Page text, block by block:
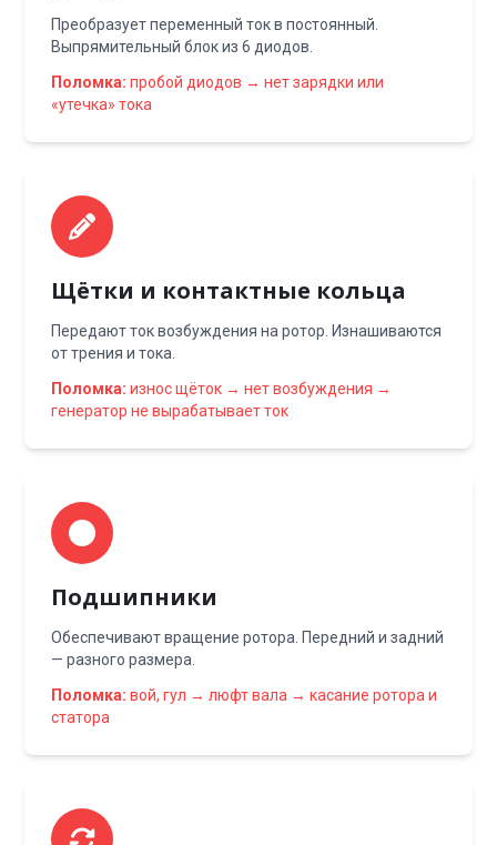
Преобразует переменный ток в постоянный.
Выпрямительный блок из 6 диодов.
Поломка: пробой диодов → нет зарядки или
«утечка» тока
Щётки и контактные кольца
Передают ток возбуждения на ротор. Изнашиваются
от трения и тока.
Поломка: износ щёток → нет возбуждения →
генератор не вырабатывает ток
Подшипники
Обеспечивают вращение ротора. Передний и задний
— разного размера.
Поломка: вой, гул → люфт вала → касание ротора и
статора